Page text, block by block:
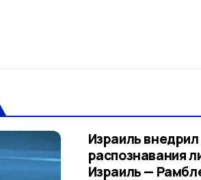
Израиль
распознавания
Израиль —